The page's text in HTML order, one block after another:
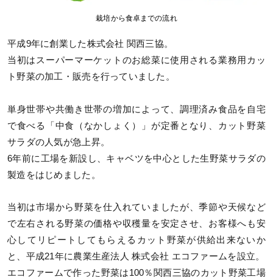
栽培から食卓までの流れ
平成9年に創業した株式会社 関西三協。
当初はスーパーマーケットのお総菜に使用される業務用カッ
ト野菜の加工・販売を行っていました。
単身世帯や共働き世帯の増加によって、調理済み食品を自宅
で食べる「中食（なかしょく）」が定番となり、カット野菜
サラダの人気が急上昇。
6年前に工場を新設し、キャベツを中心とした生野菜サラダの
製造をはじめました。
当初は市場から野菜を仕入れていましたが、季節や天候など
で左右される野菜の価格や収穫量を安定させ、お客様へも安
心してリピートしてもらえるカット野菜が供給出来ないか
と、平成21年に農業生産法人 株式会社 エコファームを設立。
エコファームで作った野菜は100％関西三協のカット野菜工場